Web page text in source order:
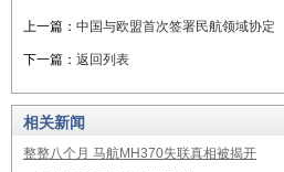
上一篇： 中国与欧盟首次签署民航领域协定
下一篇： 返回列表
相关新闻
整整八个月 马航MH370失联真相被揭开